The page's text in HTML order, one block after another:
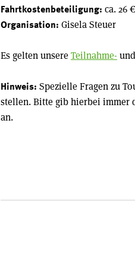
Fahrtkostenbeteiligung: ca. 26
Organisation: Gisela Steuer
Es gelten unsereTeilnahme-und
Hinweis: Spezielle Fragen zu
stellen. Bitte gib hierbei immer
an.